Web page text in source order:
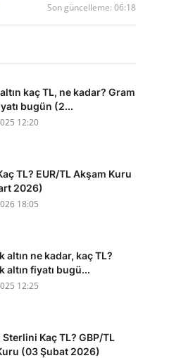
Son güncelleme: 06:18
kaç TL, ne kadar? Gram
bugün (2...
12:20
TL? EUR/TL Akşam Kuru
2026)
18:05
altın ne kadar, kaç TL?
altın fiyatı bugü...
12:25
Kaç TL? GBP/TL
(03 Şubat 2026)